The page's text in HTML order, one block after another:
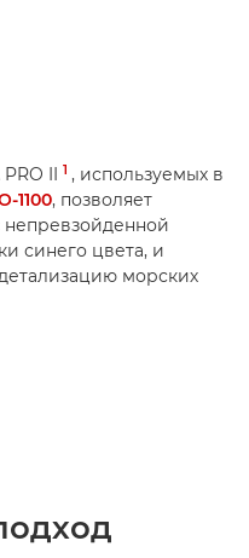
II 1 , используемых в
1100, позволяет
непревзойденной
синего цвета, и
морских